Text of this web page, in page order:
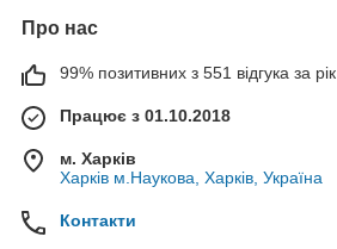
Про нас
99% позитивних з 551 відгука за рік
Працює з 01.10.2018
м. Харків
Харків м.Наукова, Харків, Україна
Контакти